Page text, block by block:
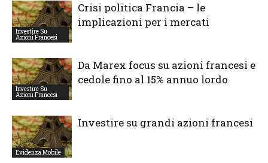
Investire Su
Azioni Francesi
Crisi politica Francia – le
implicazioni per i mercati
Investire Su
Azioni Francesi
Da Marex focus su azioni francesi e
cedole fino al 15% annuo lordo
Evidenza Mobile
Investire su grandi azioni francesi